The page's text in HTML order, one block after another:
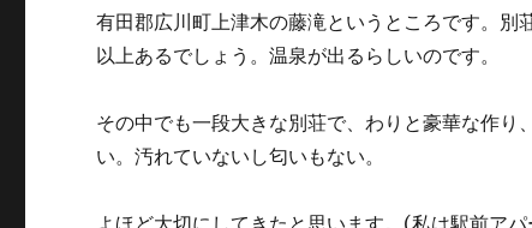
有田郡広川町上津木の藤滝というところです。
以上あるでしょう。温泉が出るらしいのです。
その中でも一段大きな別荘で、わりと豪華な作
い。汚れていないし匂いもない。
よほど大切にしてきたと思います。(私は駅前ア